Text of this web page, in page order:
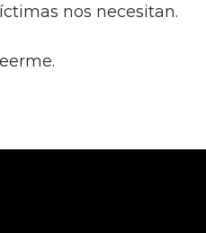
nos necesitan.